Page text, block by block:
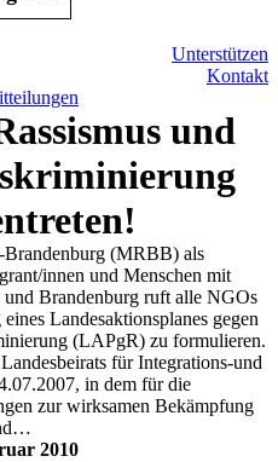
Unterstützen
Kontakt
und
(MRBB) als
innen und Menschen mit
Brandenburg ruft alle NGOs
Landesaktionsplanes gegen
(LAPgR) zu formulieren.
für Integrations-und
in dem für die
zur wirksamen Bekämpfung
2010